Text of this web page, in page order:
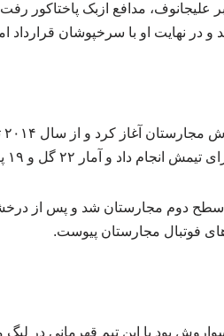
علیجانوف، مدافع ازبک پاختاکور
در نهایت او با سرخپوشان قرارداد
بود با این تیم قهرمانی در لیگ